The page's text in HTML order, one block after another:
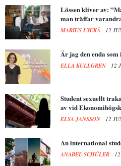
Lössen kliver av:
man träffar
MARIUS LYCKÅ 12
Är jag den enda
ELLA KULLGREN 12
Student sexuellt
av vid
ELSA JANSSON 12
An international
ANABEL SCHÜLER